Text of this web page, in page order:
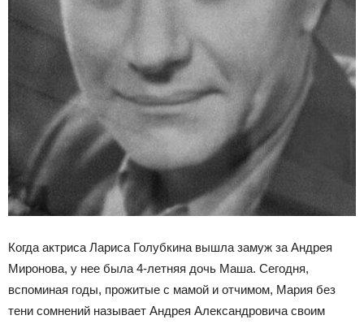
Когда актриса Лариса Голубкина вышла замуж за Андрея
Миронова, у нее была 4-летняя дочь Маша. Сегодня,
вспоминая годы, прожитые с мамой и отчимом, Мария без
тени сомнений называет Андрея Александровича своим